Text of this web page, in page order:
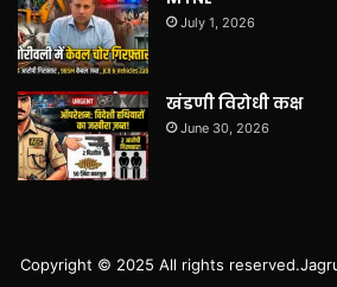
July 1, 2026
खंडणी विरोधी कक्ष
June 30, 2026
Copyright © 2025 All rights reserved.